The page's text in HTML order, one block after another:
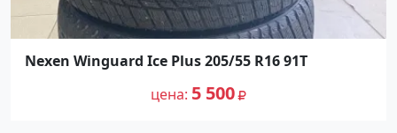
Nexen Winguard Ice Plus 205/55 R16 91T
цена 5 500